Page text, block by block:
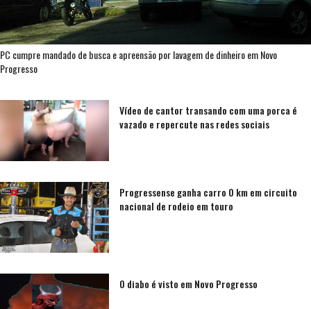
PC cumpre mandado de busca e apreensão por lavagem de dinheiro em Novo
Progresso
Vídeo de cantor transando com uma porca é
vazado e repercute nas redes sociais
Progressense ganha carro 0 km em circuito
nacional de rodeio em touro
O diabo é visto em Novo Progresso